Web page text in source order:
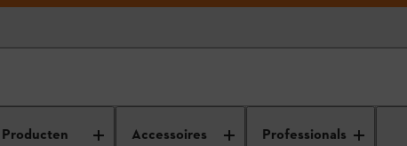
Producten Accessoires Professionals